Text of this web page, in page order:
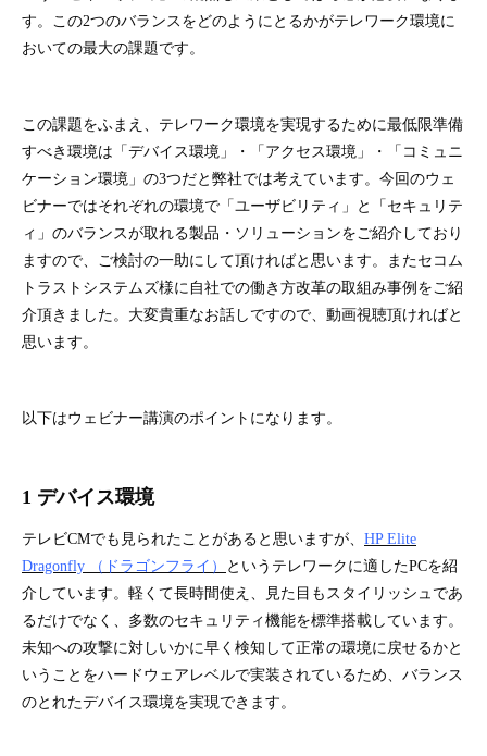
す。この2つのバランスをどのようにとるかがテレワーク環境に
おいての最大の課題です。
この課題をふまえ、テレワーク環境を実現するために最低限準備
すべき環境は「デバイス環境」・「アクセス環境」・「コミュニ
ケーション環境」の3つだと弊社では考えています。今回のウェ
ビナーではそれぞれの環境で「ユーザビリティ」と「セキュリテ
ィ」のバランスが取れる製品・ソリューションをご紹介しており
ますので、ご検討の一助にして頂ければと思います。またセコム
トラストシステムズ様に自社での働き方改革の取組み事例をご紹
介頂きました。大変貴重なお話しですので、動画視聴頂ければと
思います。
以下はウェビナー講演のポイントになります。
1 デバイス環境
テレビCMでも見られたことがあると思いますが、 HP Elite
Dragonfly （ドラゴンフライ）
というテレワークに適したPCを紹
介しています。軽くて長時間使え、見た目もスタイリッシュであ
るだけでなく、多数のセキュリティ機能を標準搭載しています。
未知への攻撃に対しいかに早く検知して正常の環境に戻せるかと
いうことをハードウェアレベルで実装されているため、バランス
のとれたデバイス環境を実現できます。